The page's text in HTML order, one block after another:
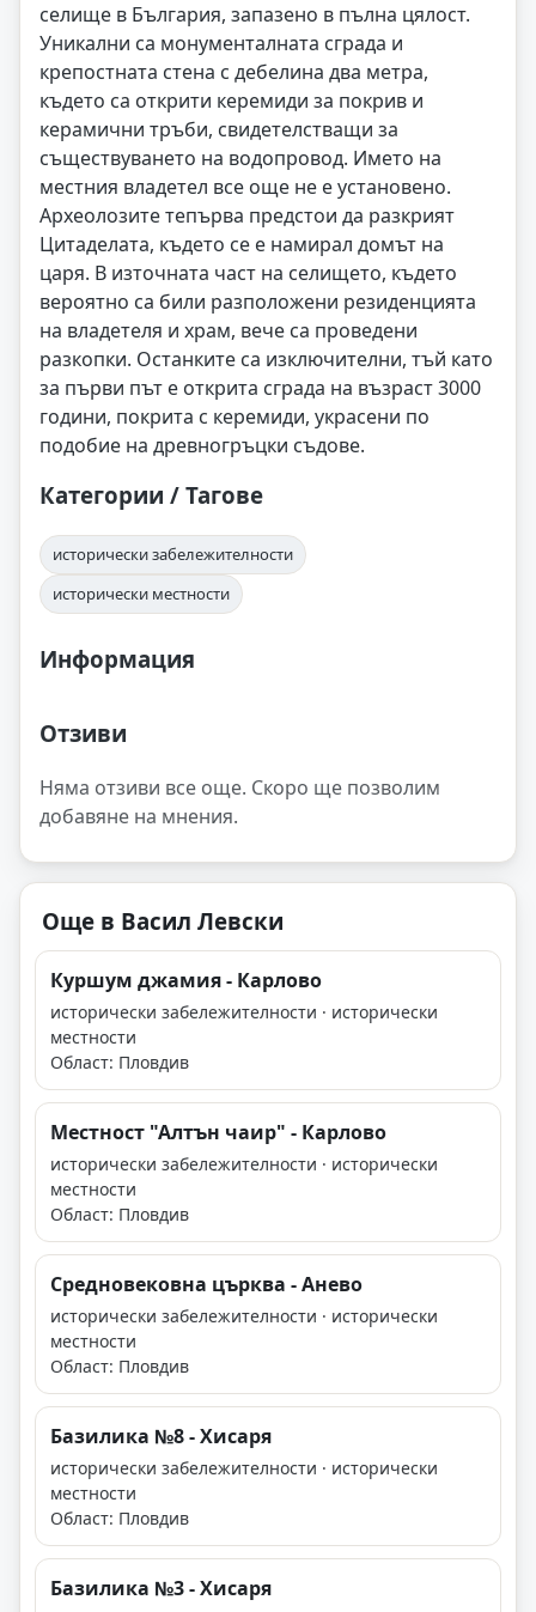
селище в България, запазено в пълна цялост.
Уникални са монументалната сграда и
крепостната стена с дебелина два метра,
където са открити керемиди за покрив и
керамични тръби, свидетелстващи за
съществуването на водопровод. Името на
местния владетел все още не е установено.
Археолозите тепърва предстои да разкрият
Цитаделата, където се е намирал домът на
царя. В източната част на селището, където
вероятно са били разположени резиденцията
на владетеля и храм, вече са проведени
разкопки. Останките са изключителни, тъй като
за първи път е открита сграда на възраст 3000
години, покрита с керемиди, украсени по
подобие на древногръцки съдове.
Категории / Тагове
исторически забележителности
исторически местности
Информация
Отзиви
Няма отзиви все още. Скоро ще позволим
добавяне на мнения.
Още в Васил Левски
Куршум джамия - Карлово
исторически забележителности · исторически
местности
Област: Пловдив
Местност "Алтън чаир" - Карлово
исторически забележителности · исторически
местности
Област: Пловдив
Средновековна църква - Анево
исторически забележителности · исторически
местности
Област: Пловдив
Базилика №8 - Хисаря
исторически забележителности · исторически
местности
Област: Пловдив
Базилика №3 - Хисаря